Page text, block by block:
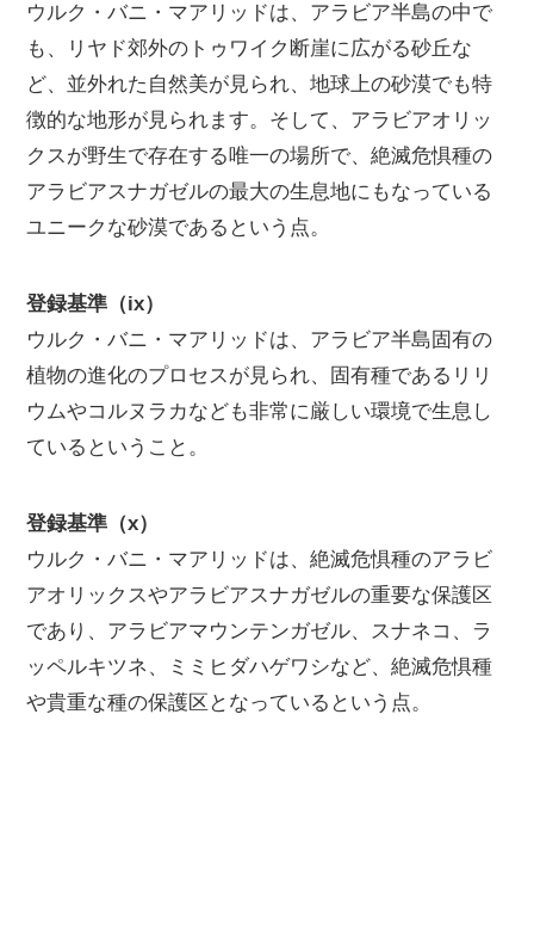
ウルク・バニ・マアリッドは、アラビア半島の中で
も、リヤド郊外のトゥワイク断崖に広がる砂丘な
ど、並外れた自然美が見られ、地球上の砂漠でも特
徴的な地形が見られます。そして、アラビアオリッ
クスが野生で存在する唯一の場所で、絶滅危惧種の
アラビアスナガゼルの最大の生息地にもなっている
ユニークな砂漠であるという点。
登録基準（ix）
ウルク・バニ・マアリッドは、アラビア半島固有の
植物の進化のプロセスが見られ、固有種であるリリ
ウムやコルヌラカなども非常に厳しい環境で生息し
ているということ。
登録基準（x）
ウルク・バニ・マアリッドは、絶滅危惧種のアラビ
アオリックスやアラビアスナガゼルの重要な保護区
であり、アラビアマウンテンガゼル、スナネコ、ラ
ッペルキツネ、ミミヒダハゲワシなど、絶滅危惧種
や貴重な種の保護区となっているという点。